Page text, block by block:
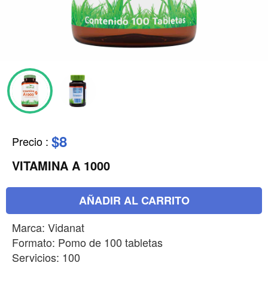
Precio : $8
VITAMINA A 1000
AÑADIR AL CARRITO
Marca: Vidanat
Formato: Pomo de 100 tabletas
Servicios: 100